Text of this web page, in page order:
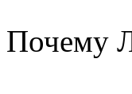
Почему